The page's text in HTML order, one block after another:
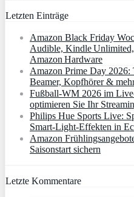
Letzten Einträge
Amazon Black Friday
Audible, Kindle
Amazon Hardware
Amazon Prime Day 2026:
Beamer, Kopfhörer &
Fußball-WM 2026 im
optimieren Sie Ihr
Philips Hue Sports Live:
Smart‑Light‑Effekten in
Amazon
Saisonstart sichern
Letzte Kommentare